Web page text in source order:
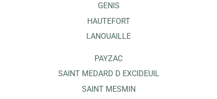
GENIS
HAUTEFORT
LANOUAILLE
PAYZAC
SAINT MEDARD D EXCIDEUIL
SAINT MESMIN